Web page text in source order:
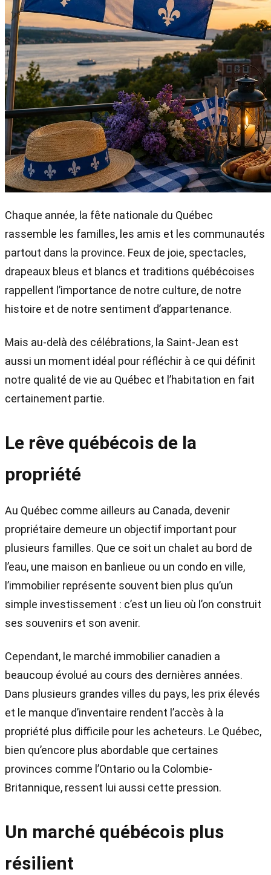
Chaque année, la fête nationale du Québec
rassemble les familles, les amis et les communautés
partout dans la province. Feux de joie, spectacles,
drapeaux bleus et blancs et traditions québécoises
rappellent l’importance de notre culture, de notre
histoire et de notre sentiment d’appartenance.
Mais au-delà des célébrations, la Saint-Jean est
aussi un moment idéal pour réfléchir à ce qui définit
notre qualité de vie au Québec et l’habitation en fait
certainement partie.
Le rêve québécois de la
propriété
Au Québec comme ailleurs au Canada, devenir
propriétaire demeure un objectif important pour
plusieurs familles. Que ce soit un chalet au bord de
l’eau, une maison en banlieue ou un condo en ville,
l’immobilier représente souvent bien plus qu’un
simple investissement : c’est un lieu où l’on construit
ses souvenirs et son avenir.
Cependant, le marché immobilier canadien a
beaucoup évolué au cours des dernières années.
Dans plusieurs grandes villes du pays, les prix élevés
et le manque d’inventaire rendent l’accès à la
propriété plus difficile pour les acheteurs. Le Québec,
bien qu’encore plus abordable que certaines
provinces comme l’Ontario ou la Colombie-
Britannique, ressent lui aussi cette pression.
Un marché québécois plus
résilient